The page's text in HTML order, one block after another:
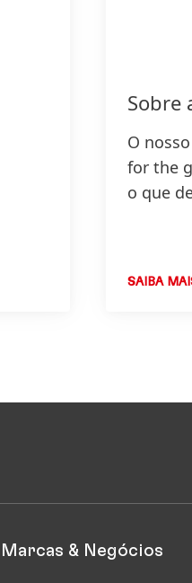
Sobre
O
for the
o que
SAIBA
Marcas & Negócios